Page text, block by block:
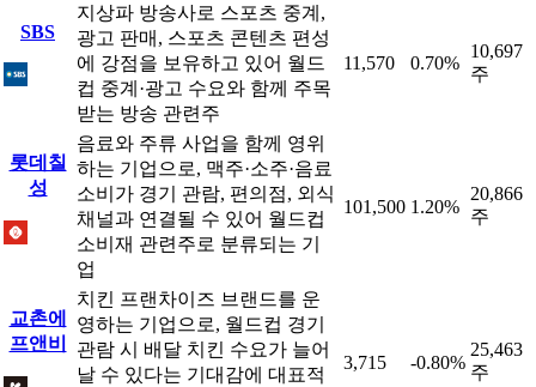
SBS
지상파 방송사로 스포츠 중계,
광고 판매, 스포츠 콘텐츠 편성
에 강점을 보유하고 있어 월드
컵 중계·광고 수요와 함께 주목
받는 방송 관련주
11,570 0.70%
10,697
주
롯데칠
성
음료와 주류 사업을 함께 영위
하는 기업으로, 맥주·소주·음료
소비가 경기 관람, 편의점, 외식
채널과 연결될 수 있어 월드컵
소비재 관련주로 분류되는 기
업
101,500 1.20%
20,866
주
교촌에
프앤비
치킨 프랜차이즈 브랜드를 운
영하는 기업으로, 월드컵 경기
관람 시 배달 치킨 수요가 늘어
날 수 있다는 기대감에 대표적
3,715 -0.80%
25,463
주